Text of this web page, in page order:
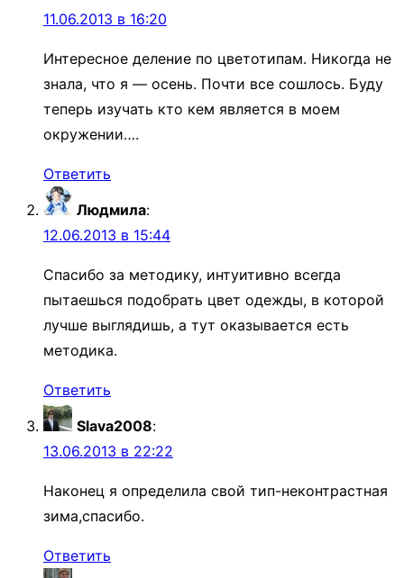
11.06.2013 в 16:20
Интересное деление по цветотипам. Никогда не
знала, что я — осень. Почти все сошлось. Буду
теперь изучать кто кем является в моем
окружении….
Ответить
Людмила:
12.06.2013 в 15:44
Спасибо за методику, интуитивно всегда
пытаешься подобрать цвет одежды, в которой
лучше выглядишь, а тут оказывается есть
методика.
Ответить
Slava2008:
13.06.2013 в 22:22
Наконец я определила свой тип-неконтрастная
зима,спасибо.
Ответить